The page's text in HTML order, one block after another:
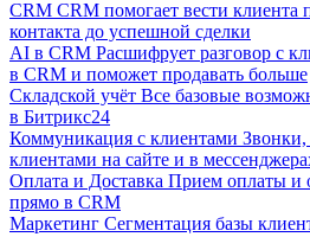
CRM CRM помогает вести клиента
контакта до успешной сделки
AI в CRM Расшифрует разговор с
в CRM и поможет продавать больше
Складской учёт Все базовые
в Битрикс24
Коммуникация с клиентами Звонки,
клиентами на сайте и в
Оплата и Доставка Прием оплаты и
прямо в CRM
Маркетинг Сегментация базы